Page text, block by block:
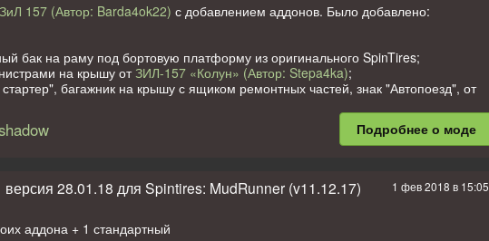
ЗиЛ 157 (Автор: Barda4ok22) с добавлением аддонов. Было добавлено:
бак на раму под бортовую платформу из оригинального SpinTires;
на крышу отЗИЛ-157 «Колун» (Автор: Stepa4ka);
багажник на крышу с ящиком ремонтных частей, знак "Автопоезд", от
прицеп роспуск, груз средних и длинных брёвен, запасные колёса за
цистерна и канистры на ступеньки от
Зил-157 (Автор: Сергей Денисов
"Огнеопасно" и проблесковый маяк отЗиЛ 164 (Автор: Sikis84)
приборов;
топлива в канистрах на платформе и ремонтные очки в ящики;
Подробнее о моде
1 фев 2018 в 15:05
версия 28.01.18 для Spintires: MudRunner (v11.12.17)
аддона + 1 стандартный